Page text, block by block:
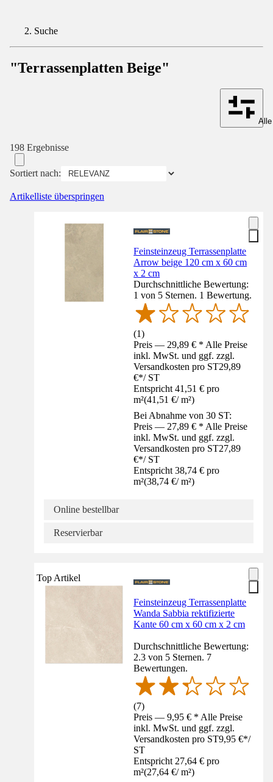
Suche
"Terrassenplatten Beige"
198 Ergebnisse
Sortiert nach:
Artikelliste überspringen
Feinsteinzeug Terrassenplatte
Arrow beige 120 cm x 60 cm
x 2 cm
Durchschnittliche Bewertung:
1 von 5 Sternen. 1 Bewertung.
(1)
Preis — 29,89 € * Alle Preise
inkl. MwSt. und ggf. zzgl.
Versandkosten pro ST29,89
€*/ ST
Entspricht 41,51 € pro
m²(41,51 €/ m²)
Bei Abnahme von 30 ST:
Preis — 27,89 € * Alle Preise
inkl. MwSt. und ggf. zzgl.
Versandkosten pro ST27,89
€*/ ST
Entspricht 38,74 € pro
m²(38,74 €/ m²)
Online bestellbar
Reservierbar
Top Artikel
Feinsteinzeug Terrassenplatte
Wanda Sabbia rektifizierte
Kante 60 cm x 60 cm x 2 cm
Durchschnittliche Bewertung:
2.3 von 5 Sternen. 7
Bewertungen.
(7)
Preis — 9,95 € * Alle Preise
inkl. MwSt. und ggf. zzgl.
Versandkosten pro ST9,95 €*/
ST
Entspricht 27,64 € pro
m²(27,64 €/ m²)